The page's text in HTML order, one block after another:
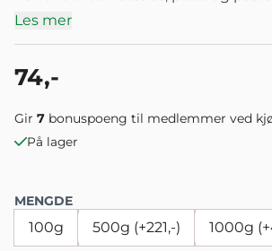
Les mer
74,-
Gir 7 bonuspoeng til medlemmer ved
På lager
MENGDE
100g 500g (+221,-) 1000g